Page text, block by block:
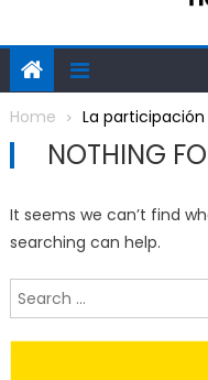
Home La
NOTHING
It seems we can’t find
searching can help.